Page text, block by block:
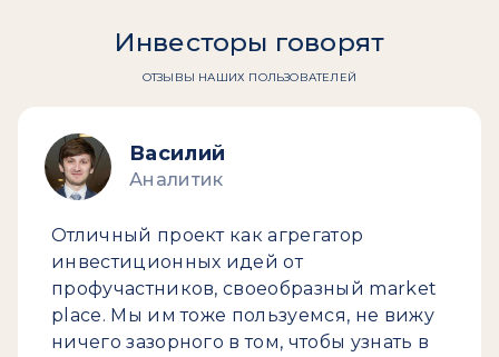
Инвесторы говорят
ОТЗЫВЫ НАШИХ ПОЛЬЗОВАТЕЛЕЙ
Василий
Аналитик
Отличный проект как агрегатор
инвестиционных идей от
профучастников, своеобразный market
place. Мы им тоже пользуемся, не вижу
ничего зазорного в том, чтобы узнать в